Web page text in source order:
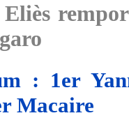
Eliès
: 1er
Macaire